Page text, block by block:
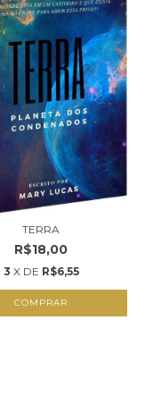
TERRA
R$18,00
3 X DE R$6,55
COMPRAR